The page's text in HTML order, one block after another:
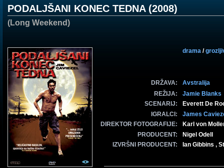
PODALJŠANI KONEC TEDNA (2008)
(Long Weekend)
drama /
DRŽAVA:
Avstralija
REŽIJA:
Jamie Blanks
SCENARIJ:
Everett De
IGRALCI:
James
DIREKTOR FOTOGRAFIJE:
Karl von
PRODUCENT:
Nigel Odell
IZVRŠNI PRODUCENT:
Ian Gibbins ,